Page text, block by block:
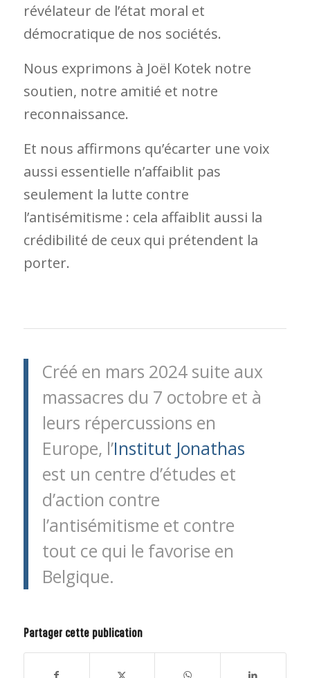
révélateur de l’état moral et
démocratique de nos sociétés.
Nous exprimons à Joël Kotek notre
soutien, notre amitié et notre
reconnaissance.
Et nous affirmons qu’écarter une voix
aussi essentielle n’affaiblit pas
seulement la lutte contre
l’antisémitisme : cela affaiblit aussi la
crédibilité de ceux qui prétendent la
porter.
Créé en mars 2024 suite aux
massacres du 7 octobre et à
leurs répercussions en
Europe, l’Institut Jonathas
est un centre d’études et
d’action contre
l’antisémitisme et contre
tout ce qui le favorise en
Belgique.
Partager cette publication